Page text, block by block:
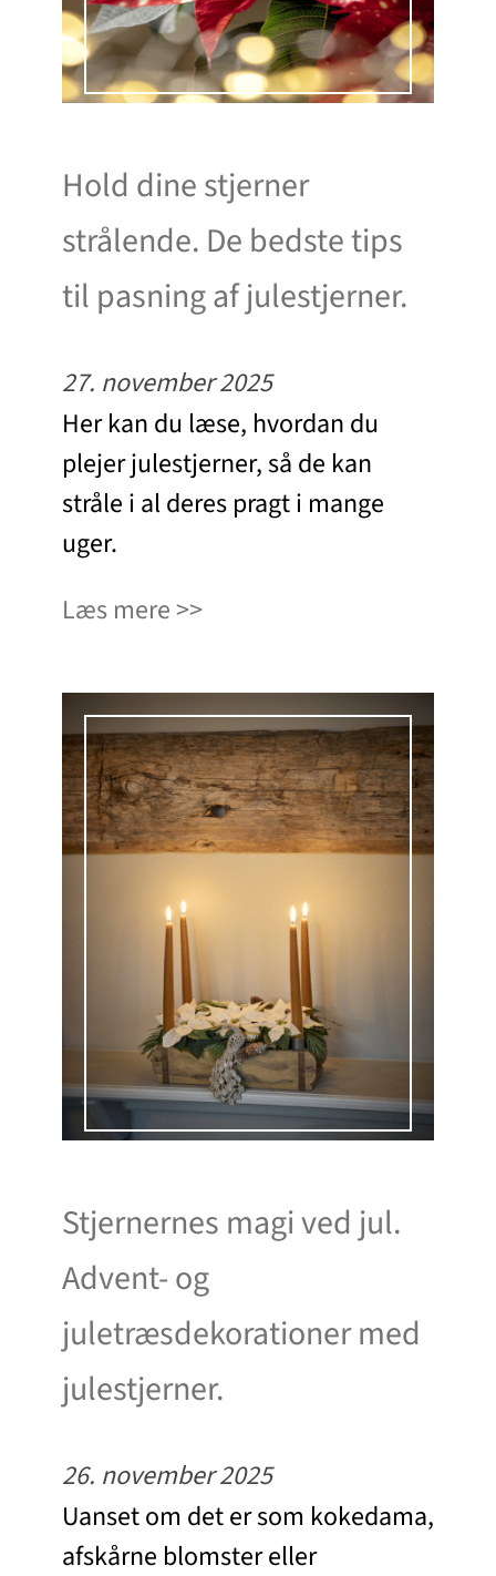
Hold dine stjerner
strålende. De bedste tips
til pasning af julestjerner.
27. november 2025
Her kan du læse, hvordan du
plejer julestjerner, så de kan
stråle i al deres pragt i mange
uger.
Læs mere
Stjernernes magi ved jul.
Advent- og
juletræsdekorationer med
julestjerner.
26. november 2025
Uanset om det er som kokedama,
afskårne blomster eller